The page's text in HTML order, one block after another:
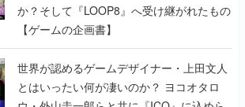
か？そして『LOOP8』へ受け継がれたもの
【ゲームの企画書】
世界が認めるゲームデザイナー・上田文人
とはいったい何が凄いのか？ ヨコオタロ